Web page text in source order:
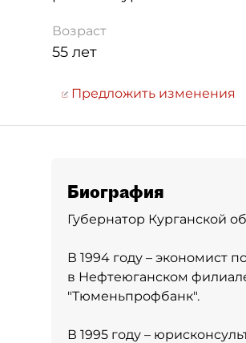
Возраст
55 лет
Предложить изменения
Биография
Губернатор Курганской
В 1994 году – экономист
в Нефтеюганском
"Тюменьпрофбанк".
В 1995 году –